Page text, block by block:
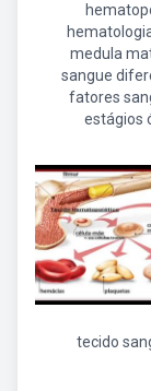
medula
sangue
fatores
estágios
tecido